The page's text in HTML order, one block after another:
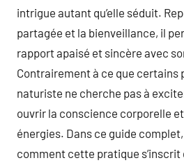
intrigue autant qu’elle séduit.
partagée et la bienveillance, il
rapport apaisé et sincère avec
Contrairement à ce que certains
naturiste ne cherche pas à
ouvrir la conscience corporelle
énergies. Dans ce guide
comment cette pratique s’inscrit